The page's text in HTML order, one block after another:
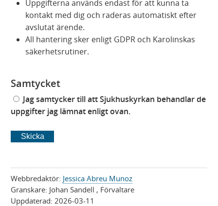
Uppgifterna används endast för att kunna ta
kontakt med dig och raderas automatiskt efter
avslutat ärende.
All hantering sker enligt GDPR och Karolinskas
säkerhetsrutiner.
Samtycket
uppgifter jag lämnat enligt ovan.
Skicka
Webbredaktör: Jessica Abreu Munoz
Granskare: Johan Sandell , Förvaltare
Uppdaterad: 2026-03-11